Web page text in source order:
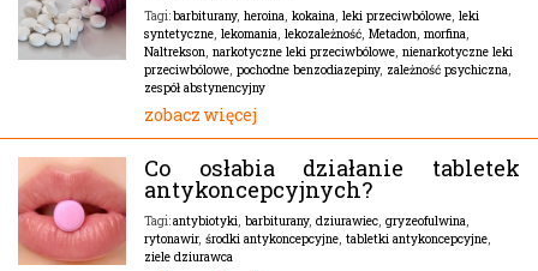
Tagi:barbiturany, heroina, kokaina, leki przeciwbólowe, leki
syntetyczne, lekomania, lekozależność, Metadon, morfina,
Naltrekson, narkotyczne leki przeciwbólowe, nienarkotyczne leki
przeciwbólowe, pochodne benzodiazepiny, zależność psychiczna,
zespół abstynencyjny
zobacz więcej
Co osłabia działanie tabletek
antykoncepcyjnych?
Tagi:antybiotyki, barbiturany, dziurawiec, gryzeofulwina,
rytonawir, środki antykoncepcyjne, tabletki antykoncepcyjne,
ziele dziurawca